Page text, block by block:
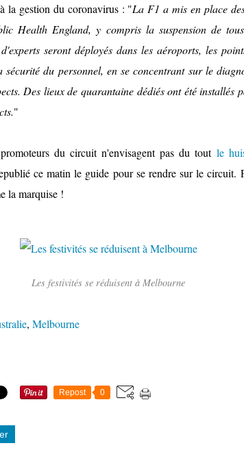
la gestion du coronavirus : "La F1 a mis en place
Health England, y compris la suspension de
seront déployés dans les aéroports, les
du personnel, en se concentrant sur le
Des lieux de quarantaine dédiés ont été installés
"
du circuit n'envisagent pas du tout le
ce matin le guide pour se rendre sur le circuit.
la marquise !
Les festivités se réduisent à Melbourne
, Melbourne
Repost 0